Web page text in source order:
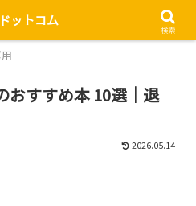
おすすめ本 10選｜退
2026.05.14
ットコム
検索